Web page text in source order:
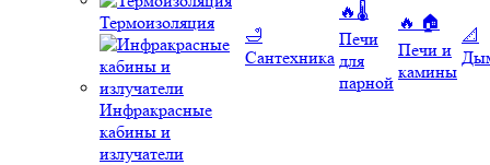
Термоизоляция
Инфракрасные
кабины и
излучатели
🛁
Сантехника
🔥🌡️
Печи
для
парной
🔥 🏠
Печи и
камины
📐